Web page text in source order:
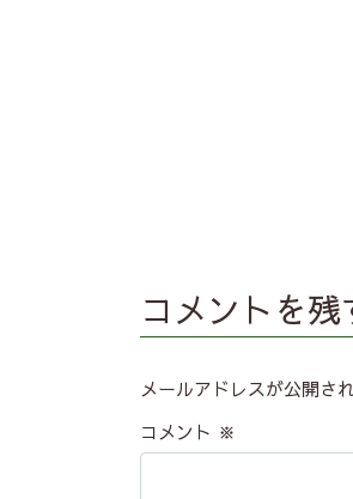
コメントを残
メールアドレスが公開さ
コメント ※